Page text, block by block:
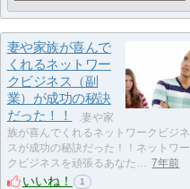
妻や家族が喜んで
くれるネットワー
クビジネス（副
業）が成功の秘訣
だった！！
.妻や家
族が喜んでくれるネットワークビジネ
スが成功の秘訣だった！！ネットワー
クビジネスを頑張るあなた…
7年前
いいね！ 1